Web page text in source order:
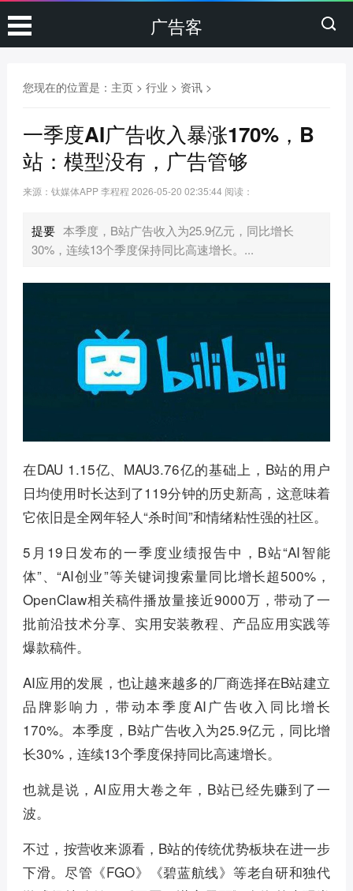
广告客
您现在的位置是： 主页> 行业 > 资讯>
一季度AI广告收入暴涨170%，B
站：模型没有，广告管够
来源：钛媒体APP 李程程 2026-05-20 02:35:44 阅读：
提要 本季度，B站广告收入为25.9亿元，同比增长
30%，连续13个季度保持同比高速增长。...
在DAU 1.15亿、MAU3.76亿的基础上，B站的用户
日均使用时长达到了119分钟的历史新高，这意味着
它依旧是全网年轻人“杀时间”和情绪粘性强的社区。
5月19日发布的一季度业绩报告中，B站“AI智能
体”、“AI创业”等关键词搜索量同比增长超500%，
OpenClaw相关稿件播放量接近9000万，带动了一
批前沿技术分享、实用安装教程、产品应用实践等
爆款稿件。
AI应用的发展，也让越来越多的厂商选择在B站建立
品牌影响力，带动本季度AI广告收入同比增长
170%。本季度，B站广告收入为25.9亿元，同比增
长30%，连续13个季度保持同比高速增长。
也就是说，AI应用大卷之年，B站已经先赚到了一
波。
不过，按营收来源看，B站的传统优势板块在进一步
下滑。尽管《FGO》《碧蓝航线》等老自研和独代